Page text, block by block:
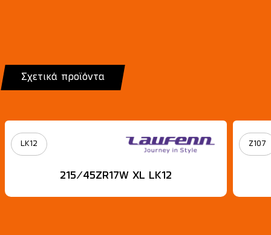
Σχετικά προϊόντα
LK12
215/45ZR17W XL LK12
Z107